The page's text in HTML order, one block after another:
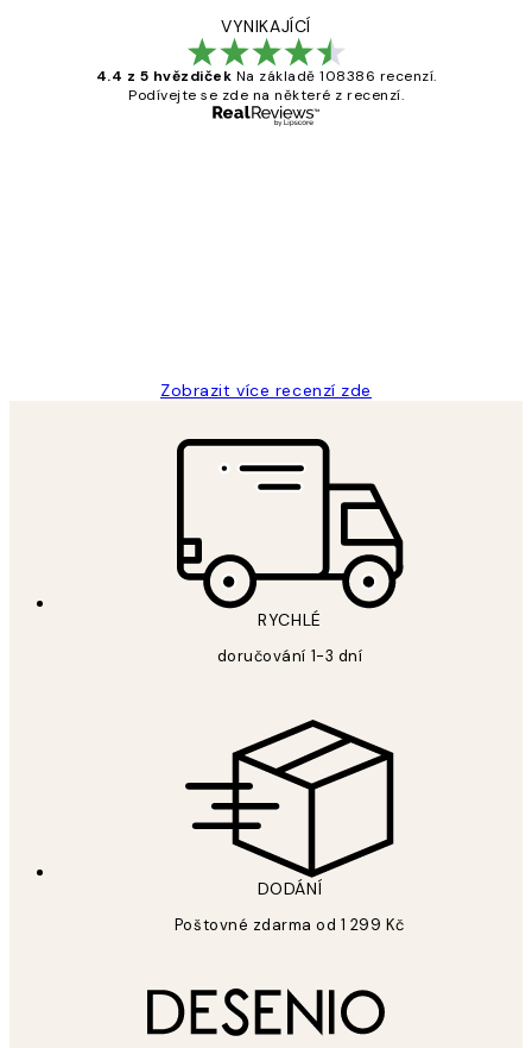
VYNIKAJÍCÍ
4.4 z 5 hvězdiček Na základě 108386 recenzí.
Podívejte se zde na některé z recenzí.
Zobrazit více recenzí zde
RYCHLÉ
doručování 1-3 dní
DODÁNÍ
Poštovné zdarma od 1 299 Kč